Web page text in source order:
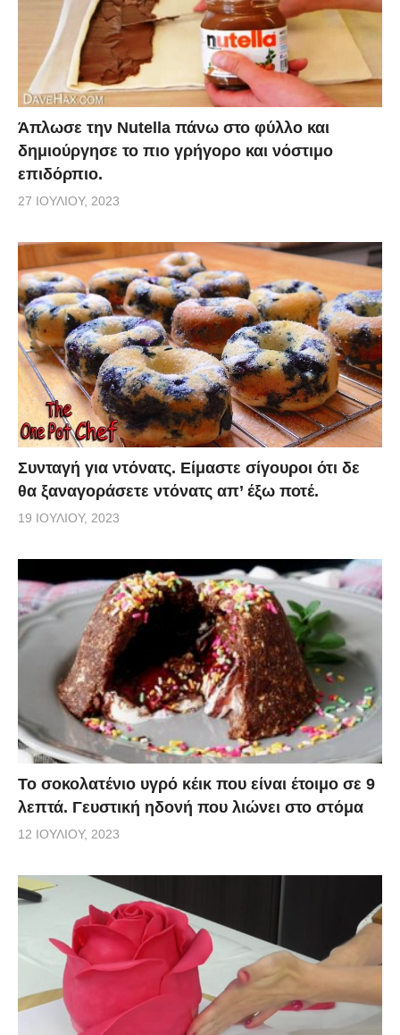
Άπλωσε την Nutella πάνω στο φύλλο και
δημιούργησε το πιο γρήγορο και νόστιμο
επιδόρπιο.
27 ΙΟΥΛΊΟΥ, 2023
Συνταγή για ντόνατς. Είμαστε σίγουροι ότι δε
θα ξαναγοράσετε ντόνατς απ’ έξω ποτέ.
19 ΙΟΥΛΊΟΥ, 2023
Το σοκολατένιο υγρό κέικ που είναι έτοιμο σε 9
λεπτά. Γευστική ηδονή που λιώνει στο στόμα
12 ΙΟΥΛΊΟΥ, 2023